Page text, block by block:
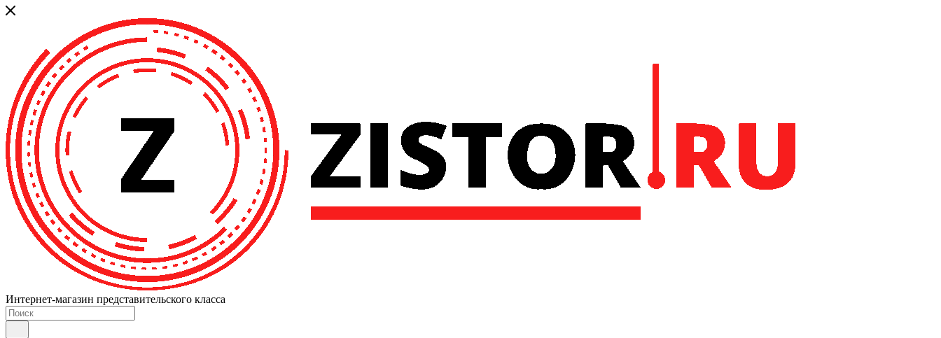
Интернет-магазин представительского класса